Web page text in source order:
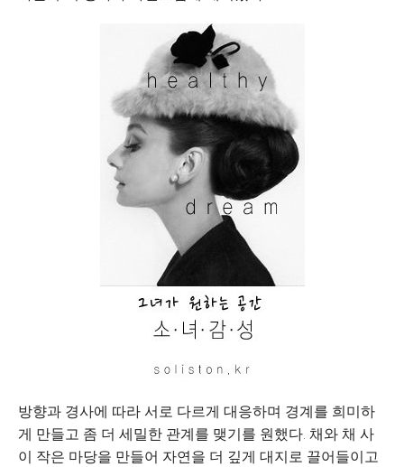
방향과 경사에 따라 서로 다르게 대응하며 경계를 희미하
게 만들고 좀 더 세밀한 관계를 맺기를 원했다. 채와 채 사
이 작은 마당을 만들어 자연을 더 깊게 대지로 끌어들이고